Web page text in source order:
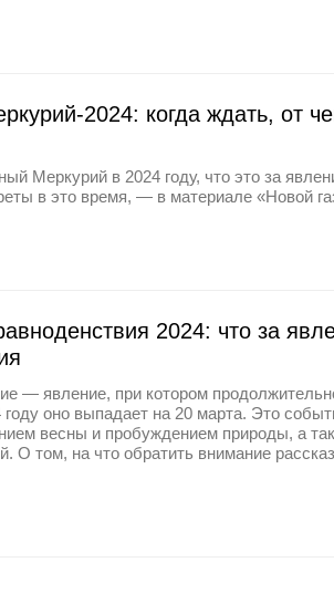
2024: когда ждать, от
Меркурий в 2024 году, что это за
в это время, — в материале «Новой
2024: что за
— явление, при котором
оно выпадает на 20 марта. Это
весны и пробуждением природы, а
О том, на что обратить внимание